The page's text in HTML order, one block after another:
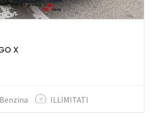
X
Benzina ILLIMITATI